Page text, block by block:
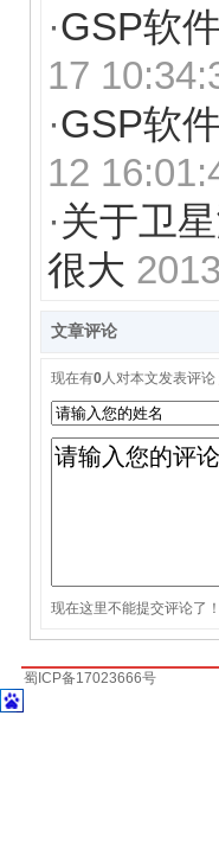
·GSP软
17
·GSP软
12
·关于卫
很大
文章评论
现在有0人对本文发表评论
现在这里不能提交评论了！
蜀ICP备17023666号